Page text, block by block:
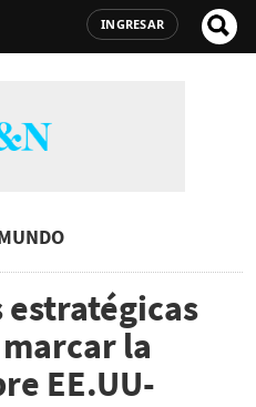
INGRESAR
estratégicas
la
EE.UU-